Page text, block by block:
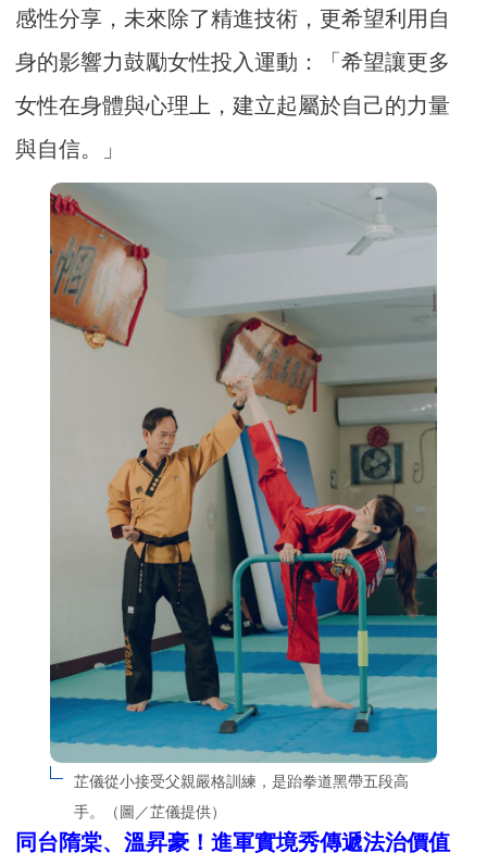
感性分享，未來除了精進技術，更希望利用自
身的影響力鼓勵女性投入運動：「希望讓更多
女性在身體與心理上，建立起屬於自己的力量
與自信。」
芷儀從小接受父親嚴格訓練，是跆拳道黑帶五段高
手。（圖／芷儀提供）
同台隋棠、溫昇豪！進軍實境秀傳遞法治價值